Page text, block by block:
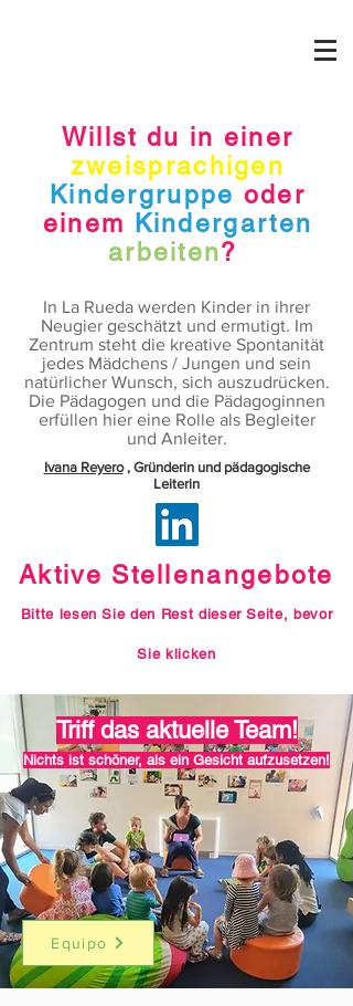
Willst du in einer
zweisprachigen
Kindergruppe oder
einem Kindergarten
arbeiten?
In La Rueda werden Kinder in ihrer
Neugier geschätzt und ermutigt. Im
Zentrum steht die kreative Spontanität
jedes Mädchens / Jungen und sein
natürlicher Wunsch, sich auszudrücken.
Die Pädagogen und die Pädagoginnen
erfüllen hier eine Rolle als Begleiter
und Anleiter.
Ivana Reyero ,Gründerin und pädagogische
Leiterin
Aktive Stellenangebote
Bitte lesen Sie den Rest dieser Seite, bevor
Sie klicken
Triff das aktuelle Team!
Nichts ist schöner, als ein Gesicht aufzusetzen!
Equipo